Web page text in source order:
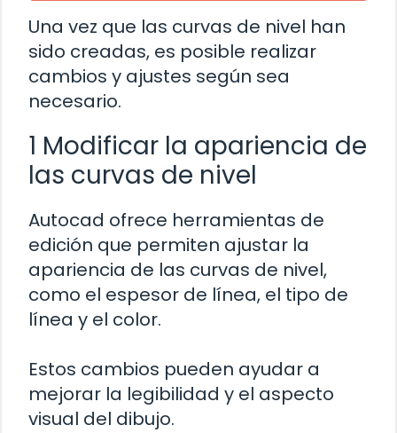
Una vez que las curvas de nivel han
sido creadas, es posible realizar
cambios y ajustes según sea
necesario.
1 Modificar la apariencia de
las curvas de nivel
Autocad ofrece herramientas de
edición que permiten ajustar la
apariencia de las curvas de nivel,
como el espesor de línea, el tipo de
línea y el color.
Estos cambios pueden ayudar a
mejorar la legibilidad y el aspecto
visual del dibujo.